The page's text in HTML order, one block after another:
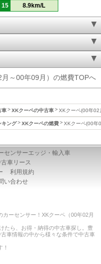
15 8.9km/L
～00年09月）の燃費TOPへ
車 XKクーペの中古車 XKクーペ(00年02
キング XKクーペの燃費 XKクーペ(00年
センサーエッジ・輸入車
車リース
利用規約
い合わせ
ーセンサー！XKクーペ（00年02月
たら、お得・納得の中古車探し。豊
車情報の中から様々な条件で中古車